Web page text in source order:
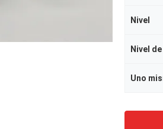
Nivel
Nivel
Uno